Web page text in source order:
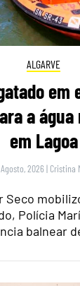
ALGARVE
em
a água
em Lagoa
2026 | Cristina
Seco
Polícia
balnear